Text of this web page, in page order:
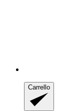
Carrello